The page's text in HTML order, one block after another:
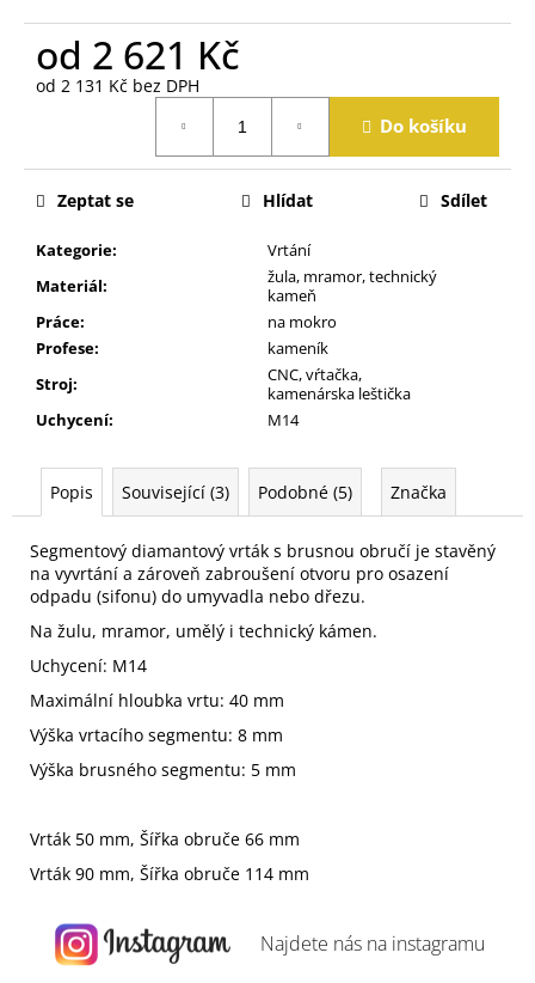
od 2 621 Kč
od 2 131 Kč bez DPH
Do košíku
Kategorie:
Vrtání
Materiál:
žula, mramor, technický
kameň
Práce:
na mokro
Profese:
kameník
Stroj:
CNC, vŕtačka,
kamenárska leštička
Uchycení: M14
Zeptat se Hlídat Sdílet
Popis Související (3) Podobné (5) Značka
Segmentový diamantový vrták s brusnou obručí je stavěný
na vyvrtání a zároveň zabroušení otvoru pro osazení
odpadu (sifonu) do umyvadla nebo dřezu.
Na žulu, mramor, umělý i technický kámen.
Uchycení: M14
Maximální hloubka vrtu: 40 mm
Výška vrtacího segmentu: 8 mm
Výška brusného segmentu: 5 mm
Vrták 50 mm, Šířka obruče 66 mm
Vrták 90 mm, Šířka obruče 114 mm
Najdete nás na instagramu